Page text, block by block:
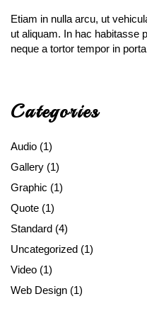
Etiam in nulla arcu, ut
ut aliquam. In hac habitasse
neque a tortor tempor in
Categories
Audio (1)
Gallery (1)
Graphic (1)
Quote (1)
Standard (4)
Uncategorized (1)
Video (1)
Web Design (1)